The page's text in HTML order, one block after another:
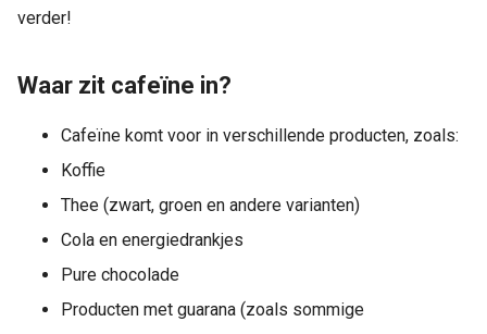
verder!
Waar zit cafeïne in?
Cafeïne komt voor in verschillende producten, zoals:
Koffie
Thee (zwart, groen en andere varianten)
Cola en energiedrankjes
Pure chocolade
Producten met guarana (zoals sommige